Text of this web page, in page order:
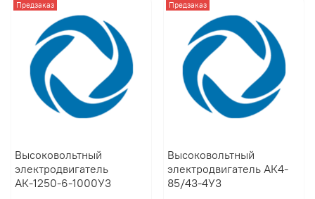
Предзаказ
Высоковольтный
электродвигатель
АК-1250-6-1000У3
Предзаказ
Высоковольтный
электродвигатель АК4-
85/43-4У3